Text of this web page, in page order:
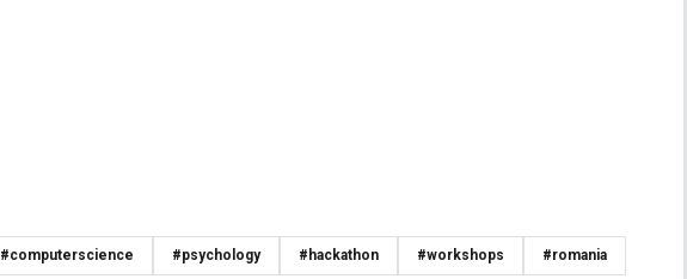
#computerscience #psychology #hackathon #workshops #romania